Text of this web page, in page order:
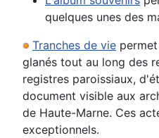
quelques unes des
Tranches de vie
glanés tout au long des
registres paroissiaux,
document visible aux
de Haute-Marne. Ces
exceptionnels.